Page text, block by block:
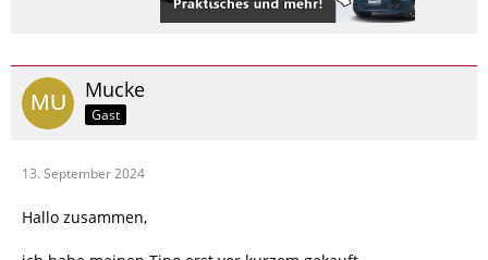
Mucke
Gast
13. September 2024
Hallo zusammen,